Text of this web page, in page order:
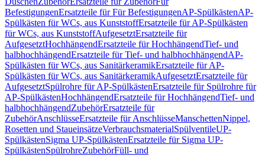
BefestigungenErsatzteile für Für BefestigungenAP-SpülkästenAP-
Spülkästen für WCs, aus KunststoffErsatzteile für AP-Spülkästen
für WCs, aus KunststoffAufgesetztErsatzteile für
AufgesetztHochhängendErsatzteile für HochhängendTief- und
halbhochhängendErsatzteile für Tief- und halbhochhängendAP-
Spülkästen für WCs, aus SanitärkeramikErsatzteile für AP-
Spülkästen für WCs, aus SanitärkeramikAufgesetztErsatzteile für
AufgesetztSpülrohre für AP-SpülkästenErsatzteile für Spülrohre für
AP-SpülkästenHochhängendErsatzteile für HochhängendTief- und
halbhochhängendZubehörErsatzteile für
ZubehörAnschlüsseErsatzteile für AnschlüsseManschettenNippel,
Rosetten und StaueinsätzeVerbrauchsmaterialSpülventileUP-
SpülkästenSigma UP-SpülkästenErsatzteile für Sigma UP-
SpülkästenSpülrohreZubehörFüll- und